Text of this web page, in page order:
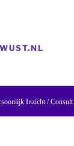
Inzicht / Consult